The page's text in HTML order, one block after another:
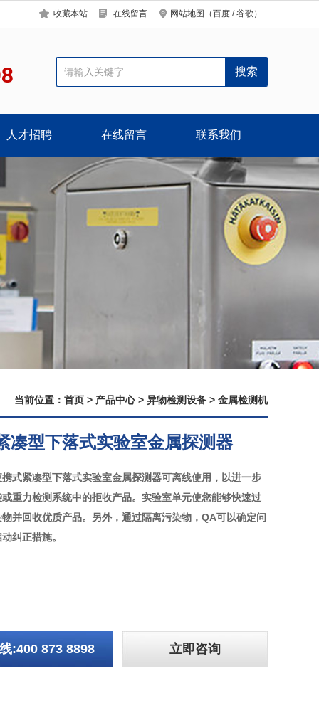
收藏本站 在线留言 网站地图 （百度 /谷歌 ）
人才招聘 在线留言 联系我们
当前位置： 首页 > 产品中心> 异物检测设备 > 金属检测机
凑型下落式实验室金属探测器
携式紧凑型下落式实验室金属探测器可离线使用，以进一步
重力检测系统中的拒收产品。实验室单元使您能够快速过
并回收优质产品。另外，通过隔离污染物，QA可以确定问
纠正措施。
:400 873 8898 立即咨询